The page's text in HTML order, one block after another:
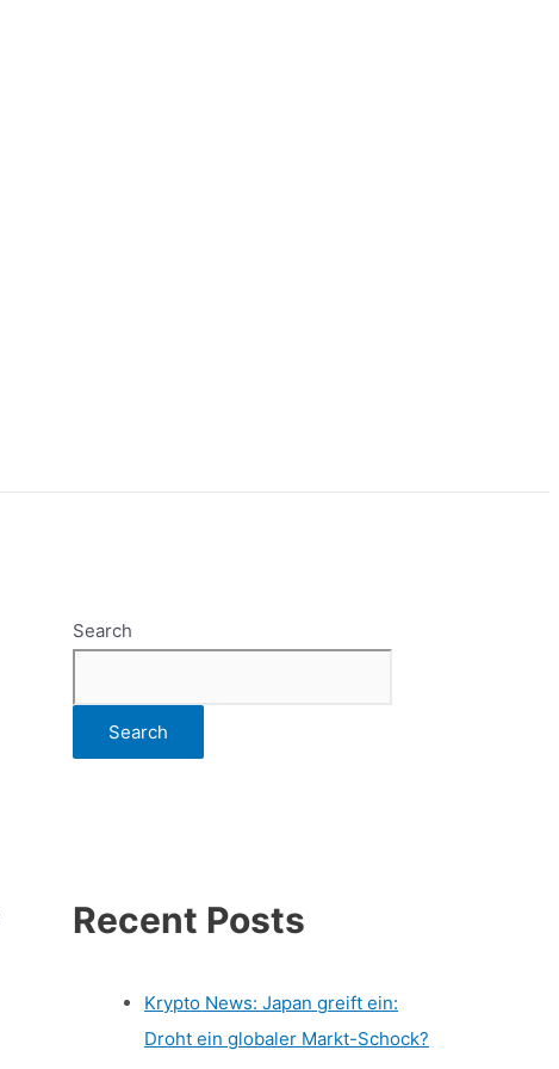
Search
Search
Recent Posts
Krypto News: Japan greift ein:
Droht ein globaler Markt-Schock?